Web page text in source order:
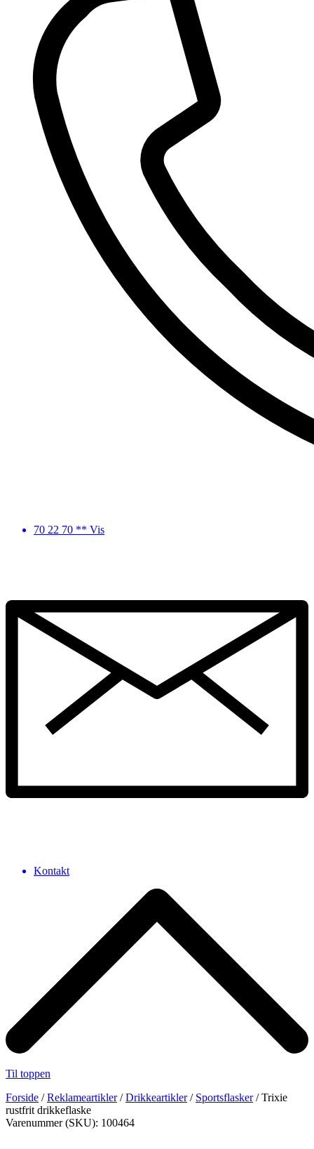
70 22 70 ** Vis
Kontakt
Til toppen
Forside /Reklameartikler/Drikkeartikler/ Sportsflasker/ Trixie
rustfrit drikkeflaske
Varenummer (SKU): 100464